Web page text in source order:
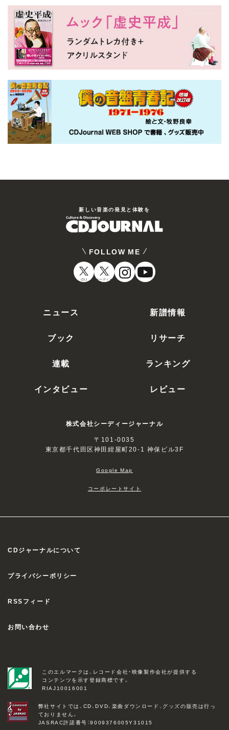
新しい⾳楽の発⾒と体験を
FOLLOW ME
CDJ オーディオ
ニュース 新譜情報
ブック リサーチ
連載 ランキング
インタビュー レビュー
株式会社シーディージャーナル
〒101-0035
東京都千代田区神田紺屋町20-1 神保ビル3F
Google Map
コーポレートサイト
CDジャーナルについて
プライバシーポリシー
RSSフィード
お問い合わせ
このエルマークは、レコード会社・映像製作会社が提供する
コンテンツを示す登録商標です。
RIAJ10016001
弊社サイトでは、CD、DVD、楽曲ダウンロード、グッズの販売は行っ
ておりません。
JASRAC許諾番号：9009376005Y31015